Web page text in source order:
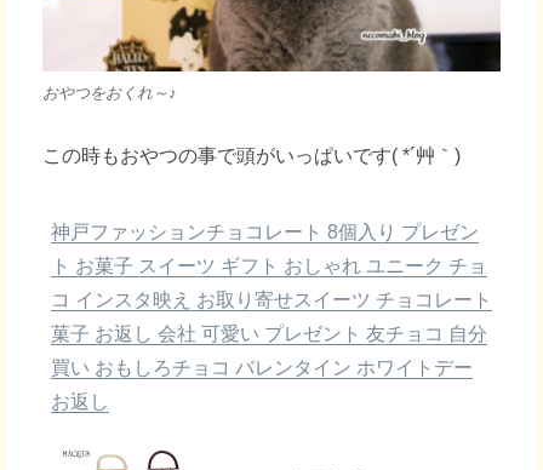
おやつをおくれ～♪
この時もおやつの事で頭がいっぱいです( *´艸｀)
神戸ファッションチョコレート 8個入り プレゼン
ト お菓子 スイーツ ギフト おしゃれ ユニーク チョ
コ インスタ映え お取り寄せスイーツ チョコレート
菓子 お返し 会社 可愛い プレゼント 友チョコ 自分
買い おもしろチョコ バレンタイン ホワイトデー
お返し